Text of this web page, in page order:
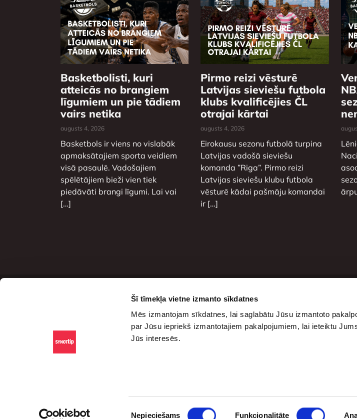
Šī tīmekļa vietne izmanto sīkdatnes
Mēs izmantojam sīkdatnes, lai saglabātu Jūsu izmantoto
par Jūsu iepriekš izmantotajiem pakalpojumiem, lai ieteiktu
Jūs interesēs.
Nepieciešams Funkcionalitāte
Basketbolisti, kuri
atteicās no brangiem
līgumiem un pie tādiem
vairs netika
augusts 4, 2026
Basketbols ir viens no vislabāk
apmaksātajiem sporta veidiem
visā pasaulē. Vadošajiem
spēlētājiem bieži vien tiek
piedāvāti brangi līgumi. Lai vai
[…]
Pirmo reizi vēsturē
Latvijas sieviešu futbola
klubs kvalificējies ČL
otrajai kārtai
augusts 4, 2026
Eirokausu sezonu futbolā turpina
Latvijas vadošā sieviešu
komanda ”Riga”. Pirmo reizi
Latvijas sieviešu klubu futbola
vēsturē kādai pašmāju komandai
ir […]
Saites
Sākums